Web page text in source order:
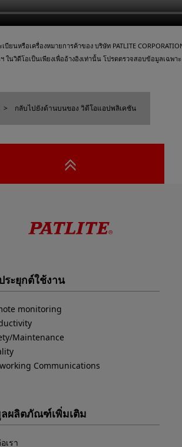
เบียนหรือเครื่องหมายการค้าของ บริษัท PATLITE
ในวิดีโอเป็นเพียงเพื่ออ้างอิงเท่านั้น โปรดตรวจสอบข้อมูลเฉ
กลับไปยังด้านบนของ วิดีโอแอปพลิเคชัน
ระยุกต์ใช้งาน
monitoring
Maintenance
Communications
ผลิตภัณฑ์เพิ่มเติม
เรา